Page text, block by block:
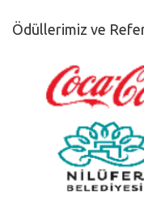
Ödüllerimiz ve